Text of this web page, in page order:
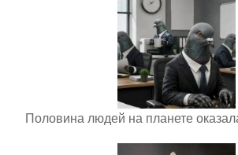
Половина людей на планете